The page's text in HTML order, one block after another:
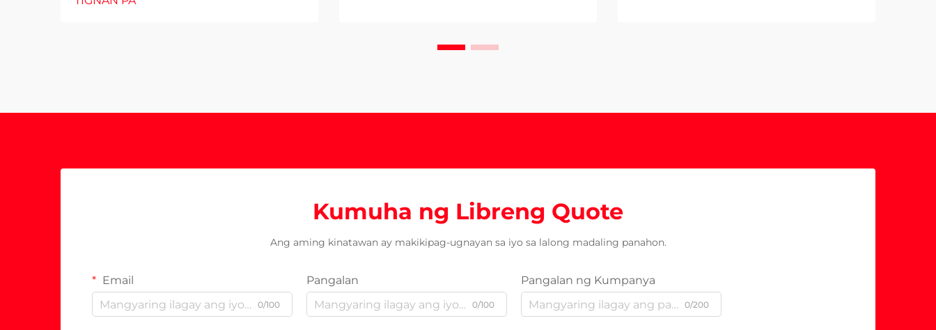
Kumuha ng Libreng Quote
Ang aming kinatawan ay makikipag-ugnayan sa iyo sa lalong madaling panahon.
Email
0/100
Pangalan
0/100
Pangalan ng Kumpanya
0/200